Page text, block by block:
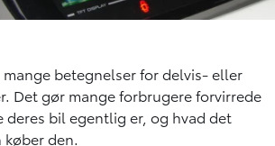
betegnelser for delvis- eller
Det gør mange forbrugere forvirrede
deres bil egentlig er, og hvad det
den.